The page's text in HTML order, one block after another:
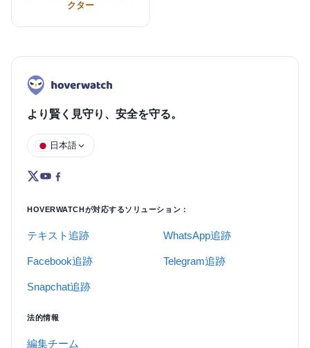
クター
より賢く見守り、安全を守る。
日本語
HOVERWATCHが対応するソリューション：
テキスト追跡 WhatsApp追跡
Facebook追跡 Telegram追跡
Snapchat追跡
法的情報
編集チーム